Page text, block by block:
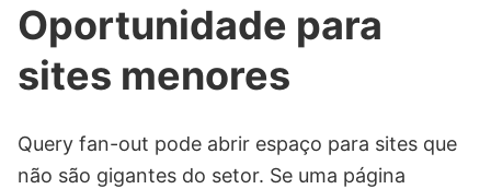
Oportunidade para
sites menores
Query fan-out pode abrir espaço para sites que
não são gigantes do setor. Se uma página